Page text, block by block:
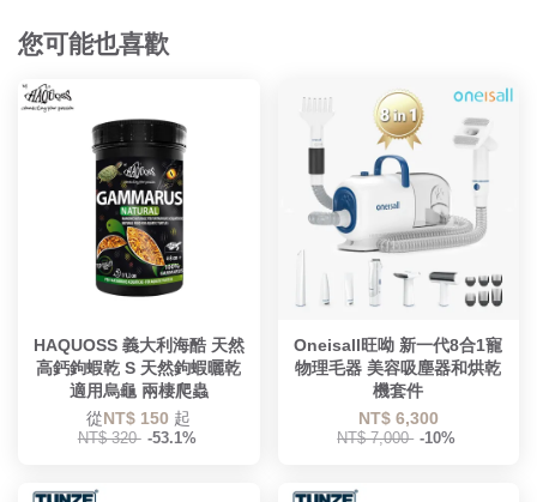
您可能也喜歡
HAQUOSS 義大利海酷 天然
高鈣鉤蝦乾 S 天然鉤蝦曬乾
適用烏龜 兩棲爬蟲
從NT$ 150 起
NT$ 320 -53.1%
Oneisall旺呦 新一代8合1寵
物理毛器 美容吸塵器和烘乾
機套件
NT$ 6,300
NT$ 7,000 -10%